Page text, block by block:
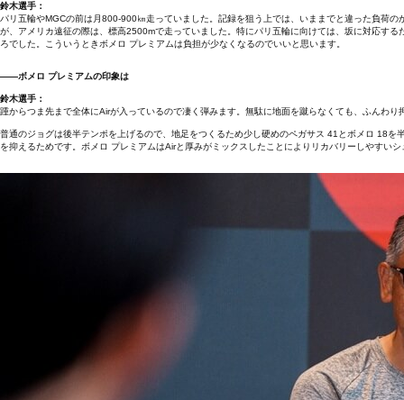
鈴木選手：
パリ五輪やMGCの前は月800‐900㎞走っていました。記録を狙う上では、いままでと違った負荷
が、アメリカ遠征の際は、標高2500mで走っていました。特にパリ五輪に向けては、坂に対応す
ろでした。こういうときボメロ プレミアムは負担が少なくなるのでいいと思います。
――ボメロ プレミアムの印象は
鈴木選手：
踵からつま先まで全体にAirが入っているので凄く弾みます。無駄に地面を蹴らなくても、ふんわ
普通のジョグは後半テンポを上げるので、地足をつくるため少し硬めのペガサス 41とボメロ 18
を抑えるためです。ボメロ プレミアムはAirと厚みがミックスしたことによりリカバリーしやすい